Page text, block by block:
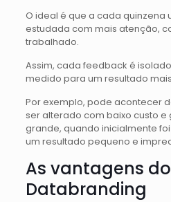
O ideal é que a cada quinzena
estudada com mais atenção,
trabalhado.
Assim, cada feedback é
medido para um resultado
Por exemplo, pode acontecer
ser alterado com baixo custo e
grande, quando inicialmente
um resultado pequeno e
As vantagens
Databranding